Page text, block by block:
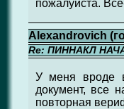
пожалуйста.
Alexandrovich
Re: ПИННАКЛ
У меня вроде
документ, все
повторная